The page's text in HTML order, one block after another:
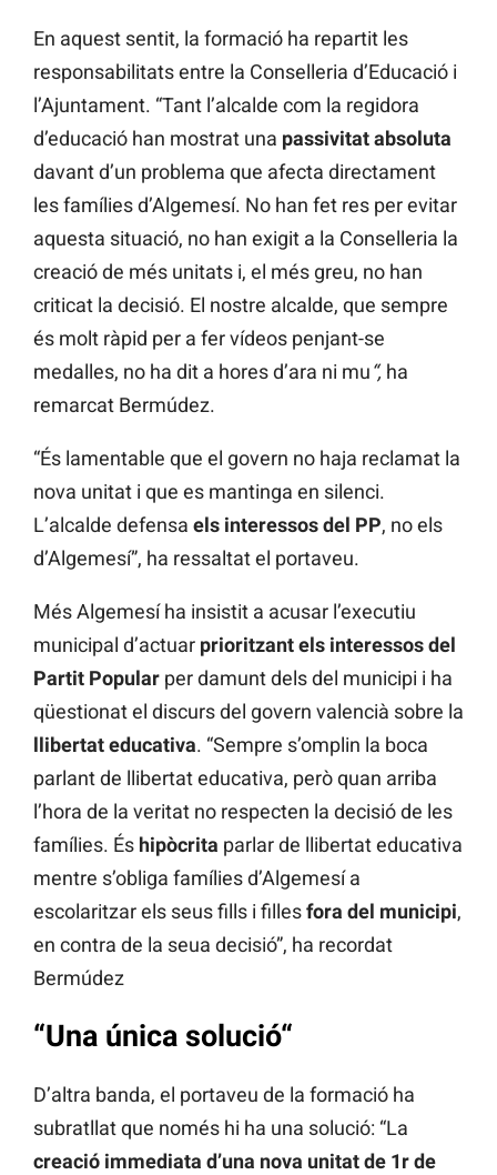
En aquest sentit, la formació ha repartit les
responsabilitats entre la Conselleria d’Educació i
l’Ajuntament. “Tant l’alcalde com la regidora
d’educació han mostrat una passivitat absoluta
davant d’un problema que afecta directament
les famílies d’Algemesí. No han fet res per evitar
aquesta situació, no han exigit a la Conselleria la
creació de més unitats i, el més greu, no han
criticat la decisió. El nostre alcalde, que sempre
és molt ràpid per a fer vídeos penjant-se
medalles, no ha dit a hores d’ara ni mu“, ha
remarcat Bermúdez.
“És lamentable que el govern no haja reclamat la
nova unitat i que es mantinga en silenci.
L’alcalde defensa els interessos del PP, no els
d’Algemesí”, ha ressaltat el portaveu.
Més Algemesí ha insistit a acusar l’executiu
municipal d’actuar prioritzant els interessos del
Partit Popular per damunt dels del municipi i ha
qüestionat el discurs del govern valencià sobre la
llibertat educativa. “Sempre s’omplin la boca
parlant de llibertat educativa, però quan arriba
l’hora de la veritat no respecten la decisió de les
famílies. És hipòcrita parlar de llibertat educativa
mentre s’obliga famílies d’Algemesí a
escolaritzar els seus fills i fillesfora del municipi,
en contra de la seua decisió”, ha recordat
Bermúdez
“Una única solució“
D’altra banda, el portaveu de la formació ha
subratllat que només hi ha una solució: “La
creació immediata d’una nova unitat de 1r de